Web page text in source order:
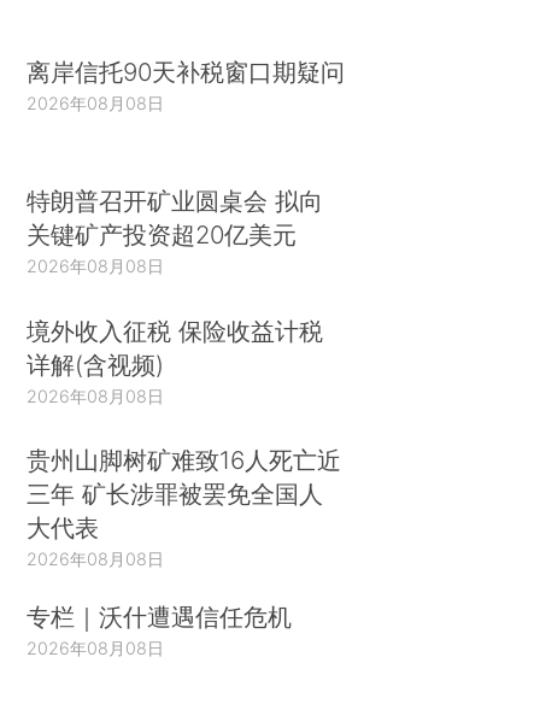
离岸信托90天补税窗口期疑问
2026年08月08日
特朗普召开矿业圆桌会 拟向
关键矿产投资超20亿美元
2026年08月08日
境外收入征税 保险收益计税
详解(含视频)
2026年08月08日
贵州山脚树矿难致16人死亡近
三年 矿长涉罪被罢免全国人
大代表
2026年08月08日
专栏｜沃什遭遇信任危机
2026年08月08日